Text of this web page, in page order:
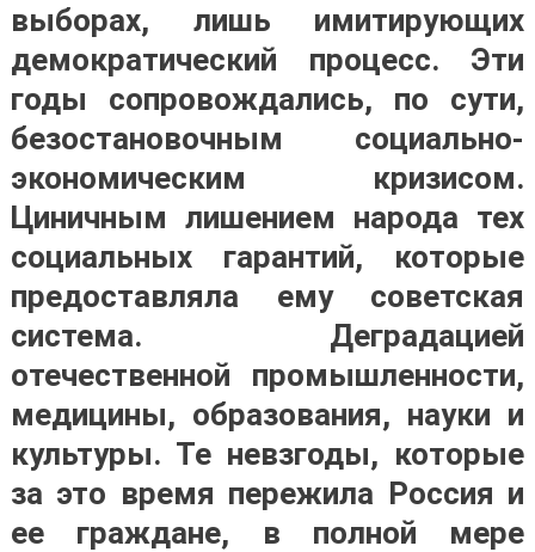
выборах, лишь имитирующих
демократический процесс. Эти
годы сопровождались, по сути,
безостановочным социально-
экономическим кризисом.
Циничным лишением народа тех
социальных гарантий, которые
предоставляла ему советская
система. Деградацией
отечественной промышленности,
медицины, образования, науки и
культуры. Те невзгоды, которые
за это время пережила Россия и
ее граждане, в полной мере